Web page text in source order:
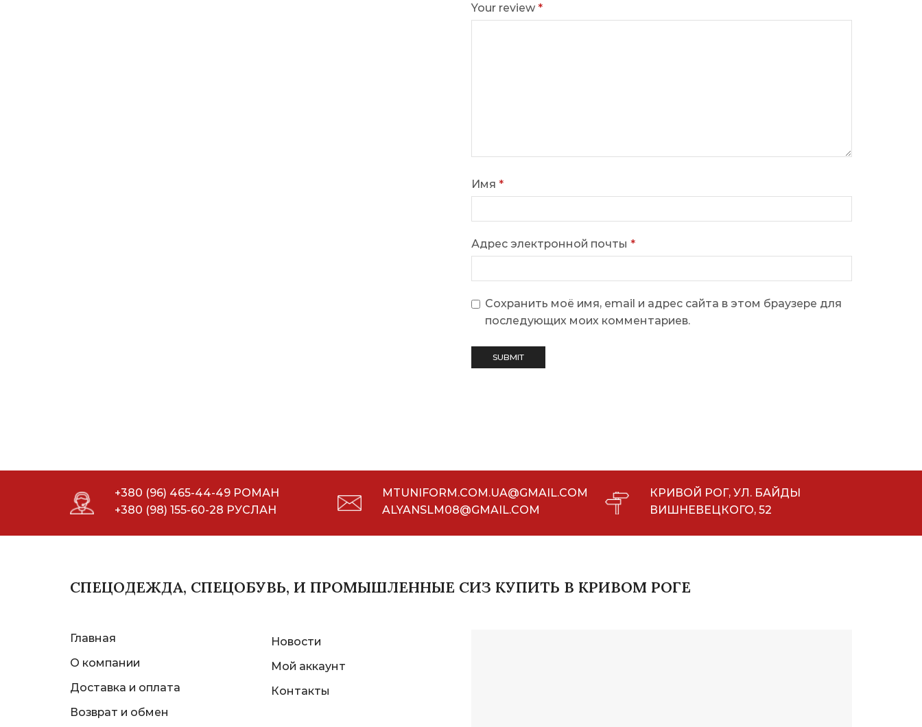
Your review *
Имя *
Адрес электронной почты *
Сохранить моё имя, email и адрес сайта в этом браузере для
последующих моих комментариев.
+380 (96) 465-44-49 РОМАН
+380 (98) 155-60-28 РУСЛАН
MTUNIFORM.COM.UA@GMAIL.COM
ALYANSLM08@GMAIL.COM
КРИВОЙ РОГ, УЛ. БАЙДЫ
ВИШНЕВЕЦКОГО, 52
СПЕЦОДЕЖДА, СПЕЦОБУВЬ, И ПРОМЫШЛЕННЫЕ СИЗ КУПИТЬ В КРИВОМ РОГЕ
Главная
О компании
Доставка и оплата
Возврат и обмен
Новости
Мой аккаунт
Контакты